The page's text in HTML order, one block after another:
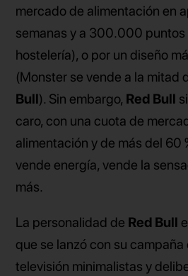
mercado de alimentación en
semanas y a 300.000 puntos
hostelería), o por un diseño
(Monster se vende a la mitad
Bull). Sin embargo, Red Bull
caro, con una cuota de
alimentación y de más del 60
vende energía, vende la
más.
La personalidad de Red Bull
que se lanzó con su
televisión minimalistas y